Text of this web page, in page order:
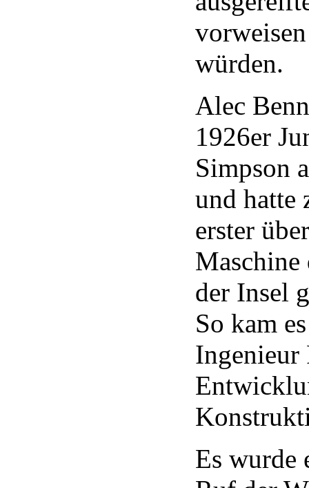
würden.
Alec
1926er
Simpson
und hatte
erster
Maschine
der Insel
So kam
Ingenieur
Es wurde